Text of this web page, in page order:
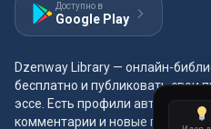
Доступно в
Google Play
Dzenway Library — онлайн-
бесплатно и публиковать свои
эссе. Есть профили авторов,
комментарии и новые главы